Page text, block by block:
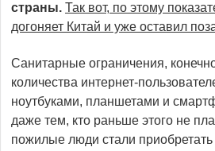
страны. Так вот, по этому
догоняет Китай и уже оставил
Санитарные ограничения,
количества интернет-
ноутбуками, планшетами и
даже тем, кто раньше этого не
пожилые люди стали приобретать